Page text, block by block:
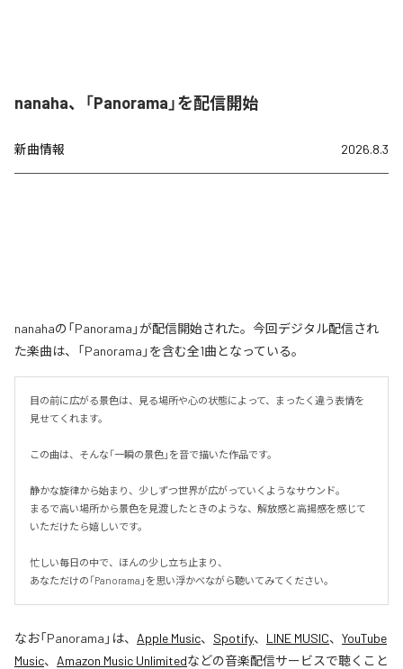
nanaha、「Panorama」を配信開始
新曲情報 2026.8.3
nanahaの「Panorama」が配信開始された。今回デジタル配信され
た楽曲は、「Panorama」を含む全1曲となっている。
目の前に広がる景色は、見る場所や心の状態によって、まったく違う表情を
見せてくれます。
この曲は、そんな「一瞬の景色」を音で描いた作品です。
静かな旋律から始まり、少しずつ世界が広がっていくようなサウンド。
まるで高い場所から景色を見渡したときのような、解放感と高揚感を感じて
いただけたら嬉しいです。
忙しい毎日の中で、ほんの少し立ち止まり、
あなただけの「Panorama」を思い浮かべながら聴いてみてください。
なお「Panorama 」は、 Apple Music、 Spotify、 LINE MUSIC、 YouTube
Music、 Amazon Music Unlimitedなどの音楽配信サービスで聴くこと